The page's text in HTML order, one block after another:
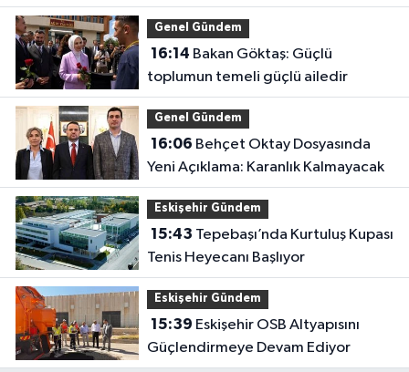
Kamerada
Genel Gündem
16:14
toplumun temeli güçlü ailedir
Genel Gündem
16:06
Yeni Açıklama: Karanlık Kalmayacak
Eskişehir Gündem
15:43
Tenis Heyecanı Başlıyor
Eskişehir Gündem
15:39
Güçlendirmeye Devam Ediyor